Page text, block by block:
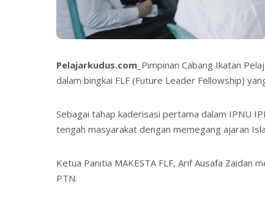
Pelajarkudus.com _Pimpinan Cabang Ikatan
dalam bingkai FLF (Future Leader Fellowship)
Sebagai tahap kaderisasi pertama dalam IPNU
tengah masyarakat dengan memegang ajaran
Ketua Panitia MAKESTA FLF, Arif Ausafa
PTN.